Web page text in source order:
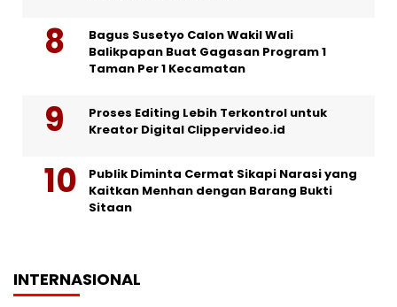
Bagus Susetyo Calon Wakil Wali
Balikpapan Buat Gagasan Program 1
Taman Per 1 Kecamatan
Proses Editing Lebih Terkontrol untuk
Kreator Digital Clippervideo.id
Publik Diminta Cermat Sikapi Narasi yang
Kaitkan Menhan dengan Barang Bukti
Sitaan
INTERNASIONAL